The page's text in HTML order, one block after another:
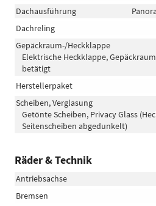
Dachausführung
Dachreling
Gepäckraum-/Heckklappe
Elektrische Heckklappe,
betätigt
Herstellerpaket
Scheiben, Verglasung
Getönte Scheiben, Privacy Glass
Seitenscheiben abgedunkelt)
Räder & Technik
Antriebsachse
Bremsen